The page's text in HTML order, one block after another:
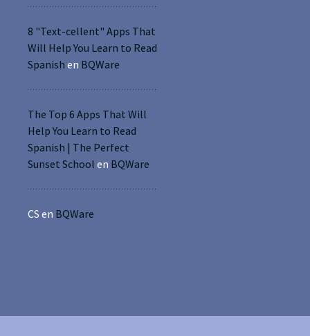
8 "Text-cellent" Apps That
Will Help You Learn to Read
Spanish en BQWare
The Top 6 Apps That Will
Help You Learn to Read
Spanish | The Perfect
Sunset School en BQWare
CS en BQWare